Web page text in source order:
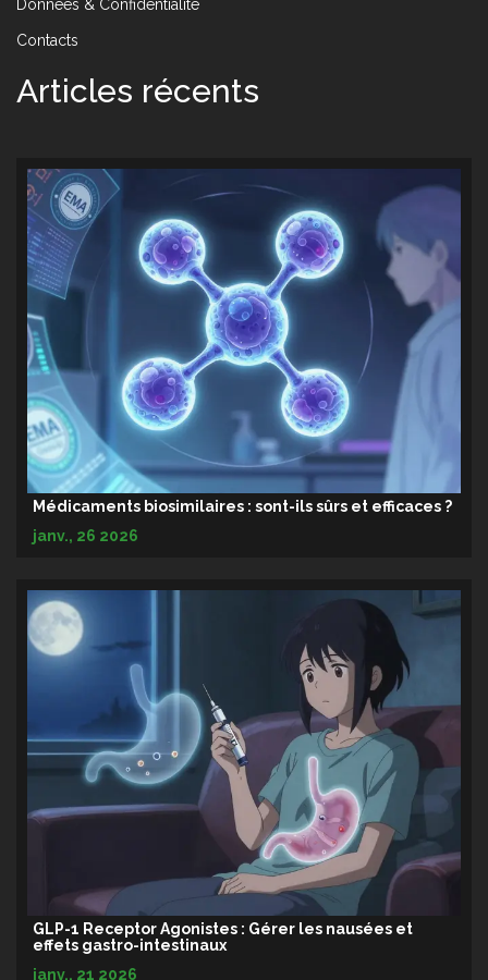
Données & Confidentialité
Contacts
Articles récents
Médicaments biosimilaires : sont-ils sûrs et efficaces ?
janv., 26 2026
GLP-1 Receptor Agonistes : Gérer les nausées et
effets gastro-intestinaux
janv., 21 2026